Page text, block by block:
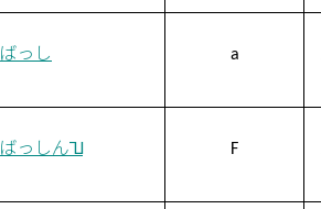
ばっし a
ばっしん˥˩ F